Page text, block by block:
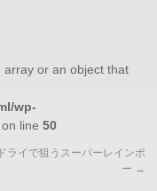
or an object that
wp-
on line50
ライで狙うスーパーレインボ
ー →